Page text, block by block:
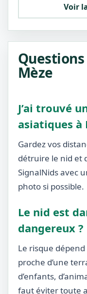
Voir
Mèze
J’ai trouvé
asiatiques à
Gardez vos
détruire le nid et
SignalNids avec
photo si possible.
Le nid est
dangereux ?
Le risque dépend
proche d’une
d’enfants,
faut éviter toute